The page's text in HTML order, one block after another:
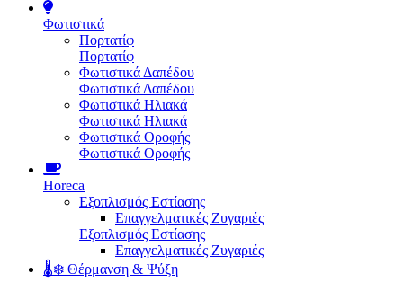
Φωτιστικά
Πορτατίφ
Πορτατίφ
Φωτιστικά Δαπέδου
Φωτιστικά Δαπέδου
Φωτιστικά Ηλιακά
Φωτιστικά Ηλιακά
Φωτιστικά Οροφής
Φωτιστικά Οροφής
Horeca
Εξοπλισμός Εστίασης
Επαγγελματικές Ζυγαριές
Εξοπλισμός Εστίασης
Επαγγελματικές Ζυγαριές
🌡️❄️ Θέρμανση & Ψύξη